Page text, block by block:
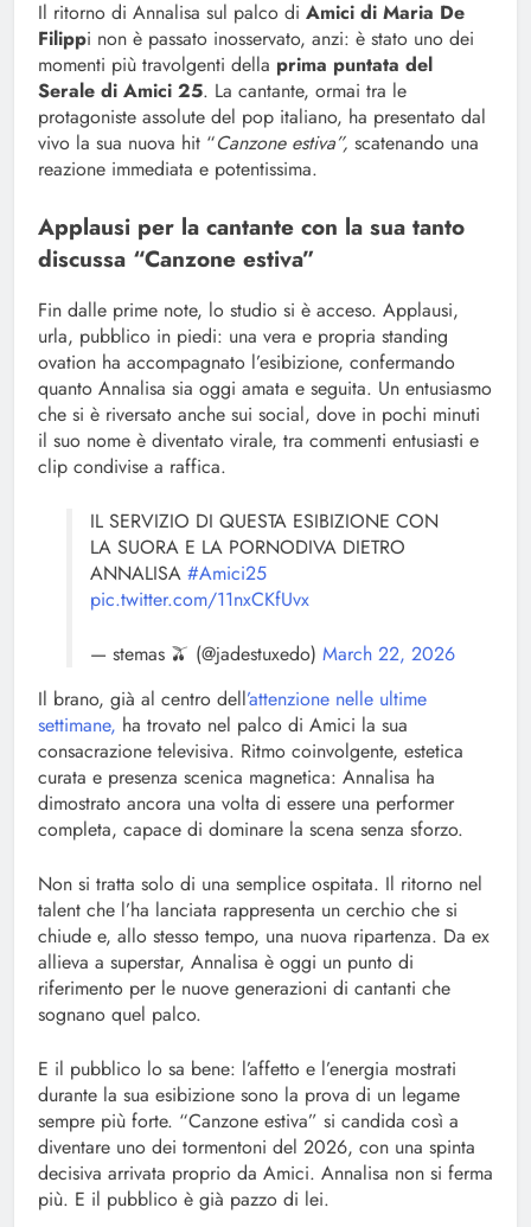
Il ritorno di Annalisa sul palco di Amici di Maria De
Filippi non è passato inosservato, anzi: è stato uno dei
momenti più travolgenti della prima puntata del
Serale di Amici 25. La cantante, ormai tra le
protagoniste assolute del pop italiano, ha presentato dal
vivo la sua nuova hit “Canzone estiva”, scatenando una
reazione immediata e potentissima.
Applausi per la cantante con la sua tanto
discussa “Canzone estiva”
Fin dalle prime note, lo studio si è acceso. Applausi,
urla, pubblico in piedi: una vera e propria standing
ovation ha accompagnato l’esibizione, confermando
quanto Annalisa sia oggi amata e seguita. Un entusiasmo
che si è riversato anche sui social, dove in pochi minuti
il suo nome è diventato virale, tra commenti entusiasti e
clip condivise a raffica.
IL SERVIZIO DI QUESTA ESIBIZIONE CON
LA SUORA E LA PORNODIVA DIETRO
ANNALISA #Amici25
pic.twitter.com/11nxCKfUvx
— stemas 🫒 (@jadestuxedo) March 22, 2026
Il brano, già al centro dell’attenzione nelle ultime
settimane, ha trovato nel palco di Amici la sua
consacrazione televisiva. Ritmo coinvolgente, estetica
curata e presenza scenica magnetica: Annalisa ha
dimostrato ancora una volta di essere una performer
completa, capace di dominare la scena senza sforzo.
Non si tratta solo di una semplice ospitata. Il ritorno nel
talent che l’ha lanciata rappresenta un cerchio che si
chiude e, allo stesso tempo, una nuova ripartenza. Da ex
allieva a superstar, Annalisa è oggi un punto di
riferimento per le nuove generazioni di cantanti che
sognano quel palco.
E il pubblico lo sa bene: l’affetto e l’energia mostrati
durante la sua esibizione sono la prova di un legame
sempre più forte. “Canzone estiva” si candida così a
diventare uno dei tormentoni del 2026, con una spinta
decisiva arrivata proprio da Amici. Annalisa non si ferma
più. E il pubblico è già pazzo di lei.